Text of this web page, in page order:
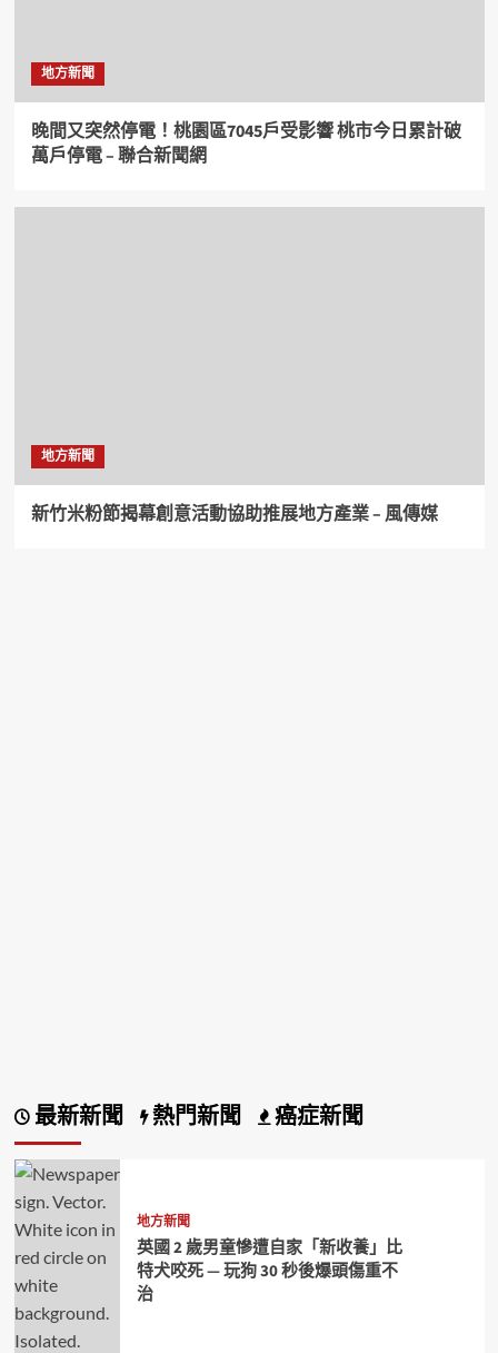
地方新聞
晚間又突然停電！桃園區7045戶受影響 桃市今日累計破
萬戶停電 – 聯合新聞網
地方新聞
新竹米粉節揭幕創意活動協助推展地方產業 – 風傳媒
最新新聞 熱門新聞 癌症新聞
地方新聞
英國 2 歲男童慘遭自家「新收養」比
特犬咬死 — 玩狗 30 秒後爆頭傷重不
治